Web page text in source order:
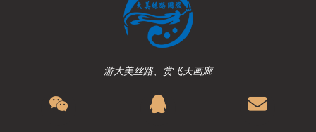
游大美丝路、赏飞天画廊